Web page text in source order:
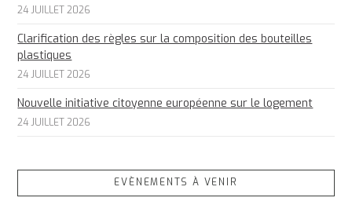
24 JUILLET 2026
Clarification des règles sur la composition des bouteilles
plastiques
24 JUILLET 2026
Nouvelle initiative citoyenne européenne sur le logement
24 JUILLET 2026
EVÈNEMENTS À VENIR